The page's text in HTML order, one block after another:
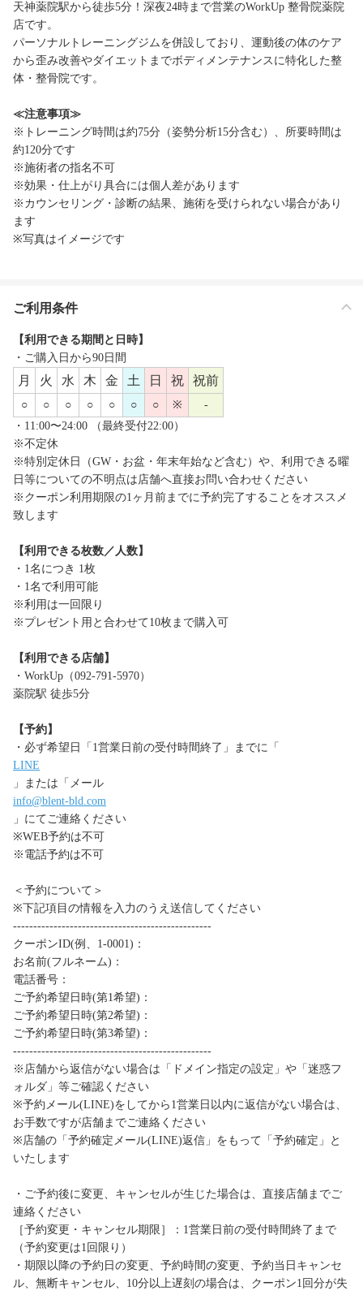
天神薬院駅から徒歩5分！深夜24時まで営業のWorkUp 整骨院薬院
店です。
パーソナルトレーニングジムを併設しており、運動後の体のケア
から歪み改善やダイエットまでボディメンテナンスに特化した整
体・整骨院です。
≪注意事項≫
※トレーニング時間は約75分（姿勢分析15分含む）、所要時間は
約120分です
※施術者の指名不可
※効果・仕上がり具合には個人差があります
※カウンセリング・診断の結果、施術を受けられない場合があり
ます
※写真はイメージです
ご利用条件
【利用できる期間と日時】
・ご購入日から90日間
月 火 水 木 金 土 日 祝 祝前
○ ○ ○ ○ ○ ○ ○ ※
-
・11:00〜24:00 （最終受付22:00）
※不定休
※特別定休日（GW・お盆・年末年始など含む）や、利用できる曜
日等についての不明点は店舗へ直接お問い合わせください
※クーポン利用期限の1ヶ月前までに予約完了することをオススメ
致します
【利用できる枚数／人数】
・1名につき 1枚
・1名で利用可能
※利用は一回限り
※プレゼント用と合わせて10枚まで購入可
【利用できる店舗】
・WorkUp（092-791-5970）
薬院駅 徒歩5分
【予約】
・必ず希望日「1営業日前の受付時間終了」までに「
LINE
」または「メール
info@blent-bld.com
」にてご連絡ください
※WEB予約は不可
※電話予約は不可
＜予約について＞
※下記項目の情報を入力のうえ送信してください
-------------------------------------------------
クーポンID(例、1-0001)：
お名前(フルネーム)：
電話番号：
ご予約希望日時(第1希望)：
ご予約希望日時(第2希望)：
ご予約希望日時(第3希望)：
-------------------------------------------------
※店舗から返信がない場合は「ドメイン指定の設定」や「迷惑フ
ォルダ」等ご確認ください
※予約メール(LINE)をしてから1営業日以内に返信がない場合は、
お手数ですが店舗までご連絡ください
※店舗の「予約確定メール(LINE)返信」をもって「予約確定」と
いたします
・ご予約後に変更、キャンセルが生じた場合は、直接店舗までご
連絡ください
［予約変更・キャンセル期限］：1営業日前の受付時間終了まで
（予約変更は1回限り）
・期限以降の予約日の変更、予約時間の変更、予約当日キャンセ
ル、無断キャンセル、10分以上遅刻の場合は、クーポン1回分が失